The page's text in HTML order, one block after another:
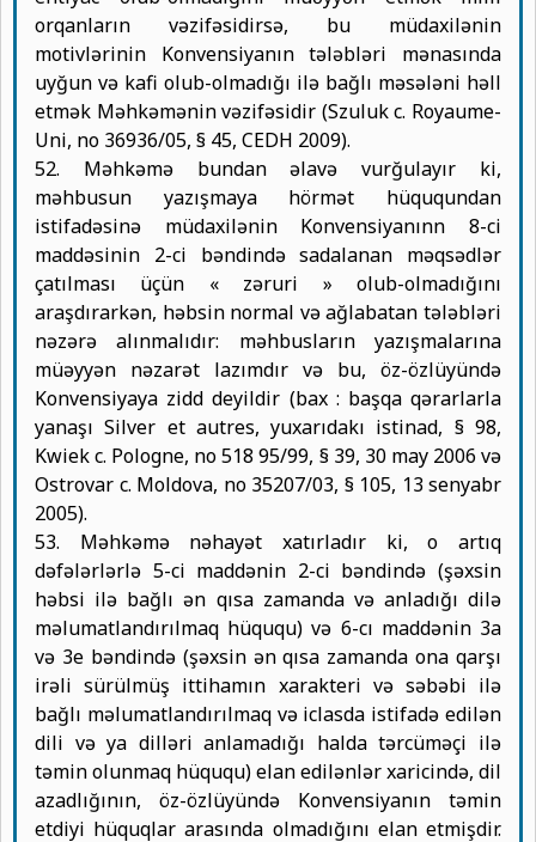
orqanların vəzifəsidirsə, bu müdaxilənin
motivlərinin Konvensiyanın tələbləri mənasında
uyğun və kafi olub-olmadığı ilə bağlı məsələni həll
etmək Məhkəmənin vəzifəsidir (Szuluk c. Royaume-
Uni, no 36936/05, § 45, CEDH 2009).
52. Məhkəmə bundan əlavə vurğulayır ki,
məhbusun yazışmaya hörmət hüququndan
istifadəsinə müdaxilənin Konvensiyanınn 8-ci
maddəsinin 2-ci bəndində sadalanan məqsədlər
çatılması üçün « zəruri » olub-olmadığını
araşdırarkən, həbsin normal və ağlabatan tələbləri
nəzərə alınmalıdır: məhbusların yazışmalarına
müəyyən nəzarət lazımdır və bu, öz-özlüyündə
Konvensiyaya zidd deyildir (bax : başqa qərarlarla
yanaşı Silver et autres, yuxarıdakı istinad, § 98,
Kwiek c. Pologne, no 518 95/99, § 39, 30 may 2006 və
Ostrovar c. Moldova, no 35207/03, § 105, 13 senyabr
2005).
53. Məhkəmə nəhayət xatırladır ki, o artıq
dəfələrlərlə 5-ci maddənin 2-ci bəndində (şəxsin
həbsi ilə bağlı ən qısa zamanda və anladığı dilə
məlumatlandırılmaq hüququ) və 6-cı maddənin 3a
və 3e bəndində (şəxsin ən qısa zamanda ona qarşı
irəli sürülmüş ittihamın xarakteri və səbəbi ilə
bağlı məlumatlandırılmaq və iclasda istifadə edilən
dili və ya dilləri anlamadığı halda tərcüməçi ilə
təmin olunmaq hüququ) elan edilənlər xaricində, dil
azadlığının, öz-özlüyündə Konvensiyanın təmin
etdiyi hüquqlar arasında olmadığını elan etmişdir.